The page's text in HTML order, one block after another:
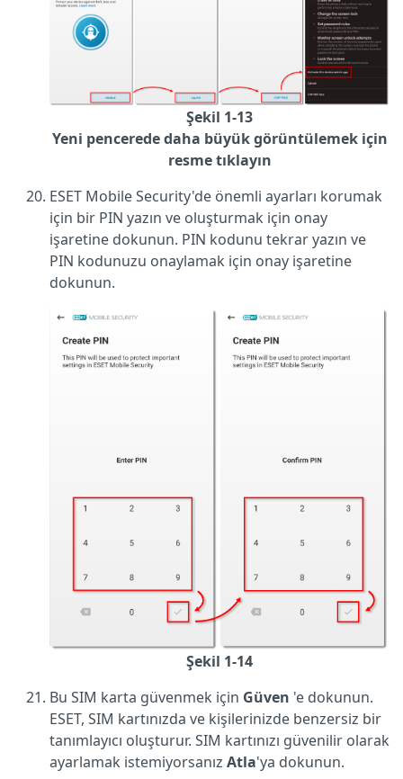
Şekil 1-13
Yeni pencerede daha büyük görüntülemek için
resme tıklayın
ESET Mobile Security'de önemli ayarları korumak
için bir PIN yazın ve oluşturmak için onay
işaretine dokunun. PIN kodunu tekrar yazın ve
PIN kodunuzu onaylamak için onay işaretine
dokunun.
Şekil 1-14
Bu SIM karta güvenmek için Güven 'e dokunun.
ESET, SIM kartınızda ve kişilerinizde benzersiz bir
tanımlayıcı oluşturur. SIM kartınızı güvenilir olarak
ayarlamak istemiyorsanız Atla'ya dokunun.